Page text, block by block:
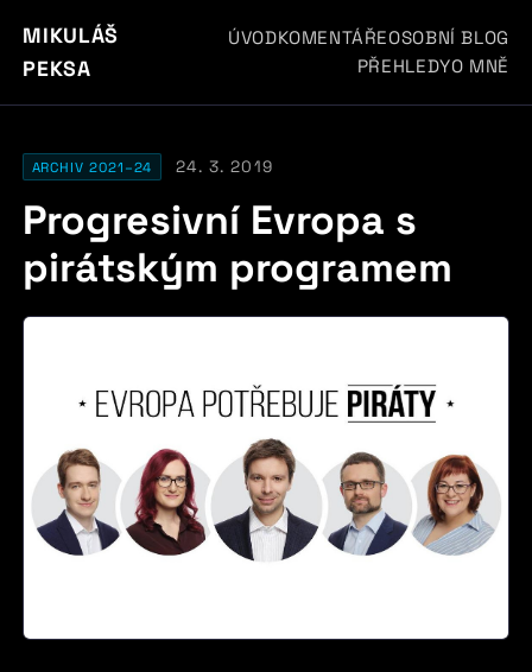
MIKULÁŠ
PEKSA
ÚVODKOMENTÁŘEOSOBNÍ BLOG
PŘEHLEDYO MNĚ
ARCHIV 2021–24 24. 3. 2019
Progresivní Evropa s
pirátským programem